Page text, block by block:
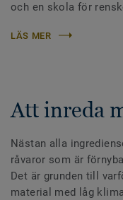
och en skola för
LÄS MER
Att inreda
Nästan alla
råvaror som är
Det är grunden till
material med låg